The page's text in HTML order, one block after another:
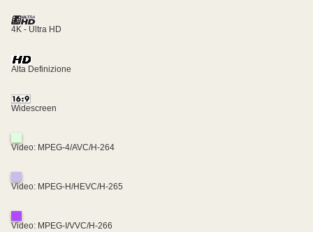
4K - Ultra HD
Alta Definizione
Widescreen
Video: MPEG-4/AVC/H-264
Video: MPEG-H/HEVC/H-265
Video: MPEG-I/VVC/H-266